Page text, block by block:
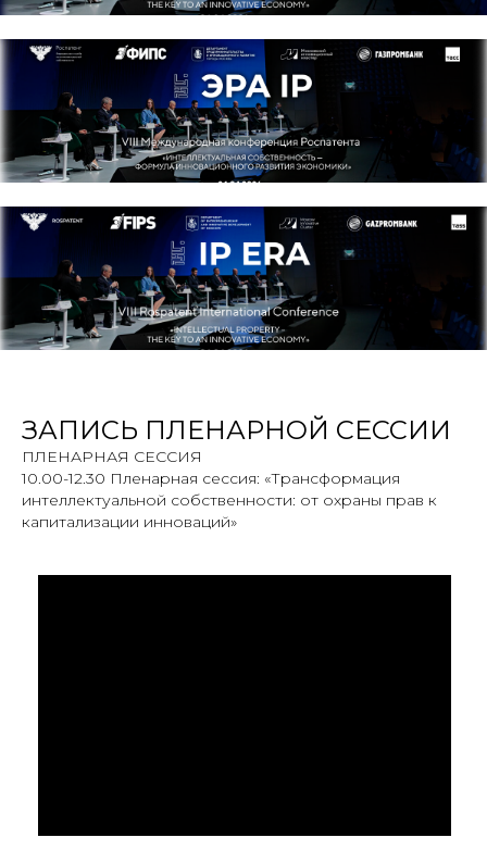
ЗАПИСЬ ПЛЕНАРНОЙ СЕССИИ
ПЛЕНАРНАЯ СЕССИЯ
10.00-12.30 Пленарная сессия: «Трансформация
интеллектуальной собственности: от охраны прав к
капитализации инноваций»